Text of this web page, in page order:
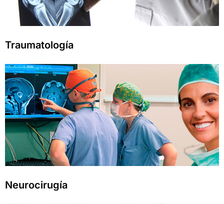
Traumatología
Neurocirugía